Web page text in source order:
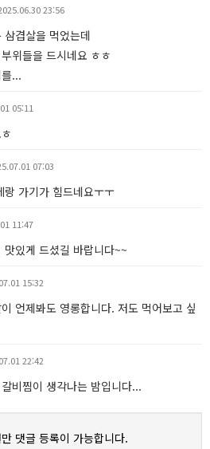
23:56
겹살을 먹었는데
위들을 드시네요 ㅎㅎ
...
05:11
07:03
랑 가기가 힘드네요ㅜㅜ
11:47
맛있게 드셨길 바랍니다~~
15:32
언제봐도 영롱합니다. 저도 먹어보고 싶
22:42
비찜이 생각나는 밤입니다...
댓글 등록이 가능합니다.